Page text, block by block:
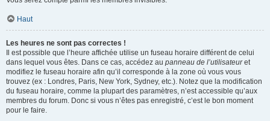
Haut
Les heures ne sont pas correctes !
Il est possible que l’heure affichée utilise un fuseau horaire différent de celui
dans lequel vous êtes. Dans ce cas, accédez au panneau de l’utilisateuret
modifiez le fuseau horaire afin qu’il corresponde à la zone où vous vous
trouvez (ex : Londres, Paris, New York, Sydney, etc.). Notez que la modification
du fuseau horaire, comme la plupart des paramètres, n’est accessible qu’aux
membres du forum. Donc si vous n’êtes pas enregistré, c’est le bon moment
pour le faire.